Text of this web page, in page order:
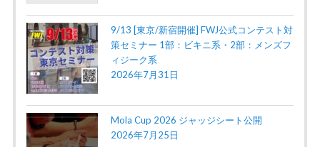
9/13 [東京/新宿開催] FWJ公式コンテスト対
策セミナー 1部：ビキニ系・2部：メンズフ
ィジーク系
2026年7月31日
Mola Cup 2026 ジャッジシート公開
2026年7月25日